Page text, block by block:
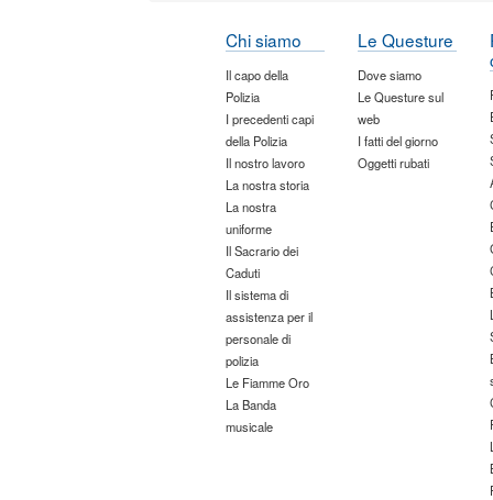
Chi siamo
Il capo della
Polizia
I precedenti capi
della Polizia
Il nostro lavoro
La nostra storia
La nostra
uniforme
Il Sacrario dei
Caduti
Il sistema di
assistenza per il
personale di
polizia
Le Fiamme Oro
La Banda
musicale
Le Questure
Dove siamo
Le Questure sul
web
I fatti del giorno
Oggetti rubati